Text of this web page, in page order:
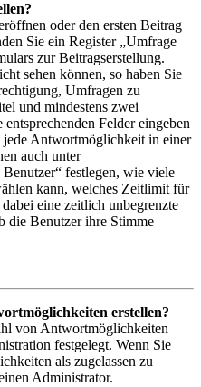
oder den ersten Beitrag
Sie ein Register „Umfrage
zur Beitragserstellung.
sehen können, so haben Sie
Umfragen zu
und mindestens zwei
Felder eingeben
jede Antwortmöglichkeit in einer
auch unter
festlegen, wie viele
kann, welches Zeitlimit für
eine zeitlich unbegrenzte
die Benutzer ihre Stimme
erstellen?
von Antwortmöglichkeiten
festgelegt. Wenn Sie
als zugelassen zu
Administrator.